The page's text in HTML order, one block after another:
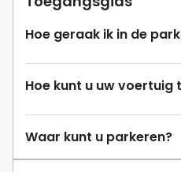
Hoe geraak ik in de
Hoe kunt u uw voertuig
Waar kunt u parkeren?